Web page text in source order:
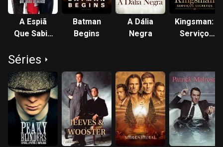
A Espiã
Que Sabia
Batman
Begins
A Dália
Negra
Kingsman:
Serviço
Séries